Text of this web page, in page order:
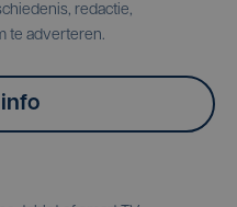
redactie,
te adverteren.